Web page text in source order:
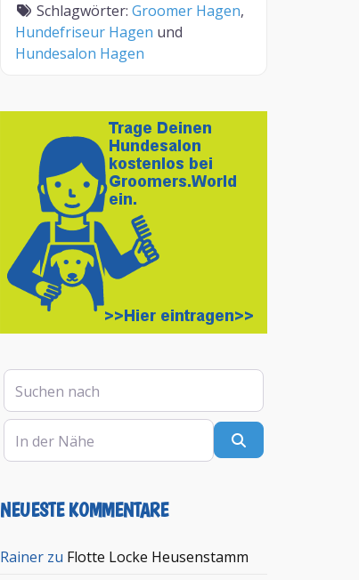
Schlagwörter:Groomer Hagen,
Hundefriseur Hagen und
Hundesalon Hagen
Suchen nach
In der Nähe
NEUESTE KOMMENTARE
Rainer zu Flotte Locke Heusenstamm